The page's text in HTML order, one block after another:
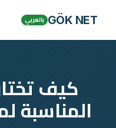
GÖK NET بالعربي
كيف
المناسبة